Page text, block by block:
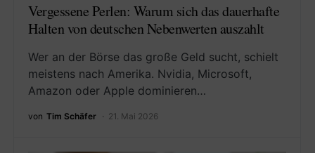
Vergessene Perlen: Warum sich das dauerhafte
Halten von deutschen Nebenwerten auszahlt
Wer an der Börse das große Geld sucht, schielt
meistens nach Amerika. Nvidia, Microsoft,
Amazon oder Apple dominieren…
von Tim Schäfer 21. Mai 2026